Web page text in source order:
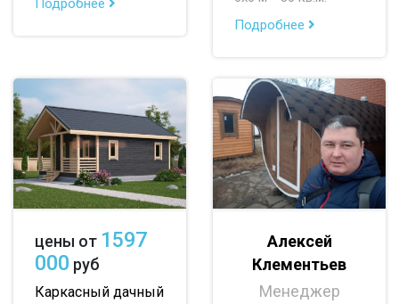
до 150 м
По опциям:
с балконом с верандой с террасой
с эркером с котельной
с панорамными окнами с санузлом
с ванной с беседкой
с летней кухней с двумя входами
Подробнее
цены от 1597
000 руб
Каркасный дачный
Алексей
Клементьев
Менеджер